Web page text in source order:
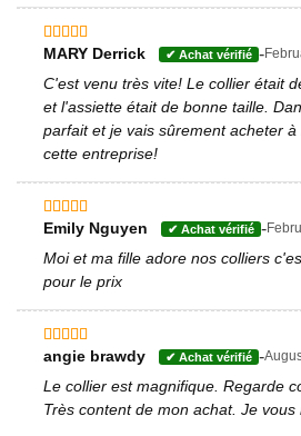
Note5sur 5
MARY Derrick -
C'est venu très vite! Le collier était
et l'assiette était de bonne taille.
parfait et je vais sûrement acheter
cette entreprise!
Note5 sur 5
Emily Nguyen -
Moi et ma fille adore nos colliers
pour le prix
Note5 sur 5
angie brawdy -
Le collier est magnifique. Regarde
Très content de mon achat. Je vous